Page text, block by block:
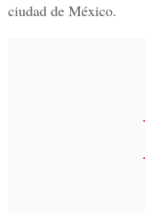
ciudad de México.